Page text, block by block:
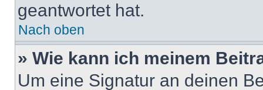
geantwortet hat.
Nach oben
» Wie kann ich meinem
Um eine Signatur an deinen